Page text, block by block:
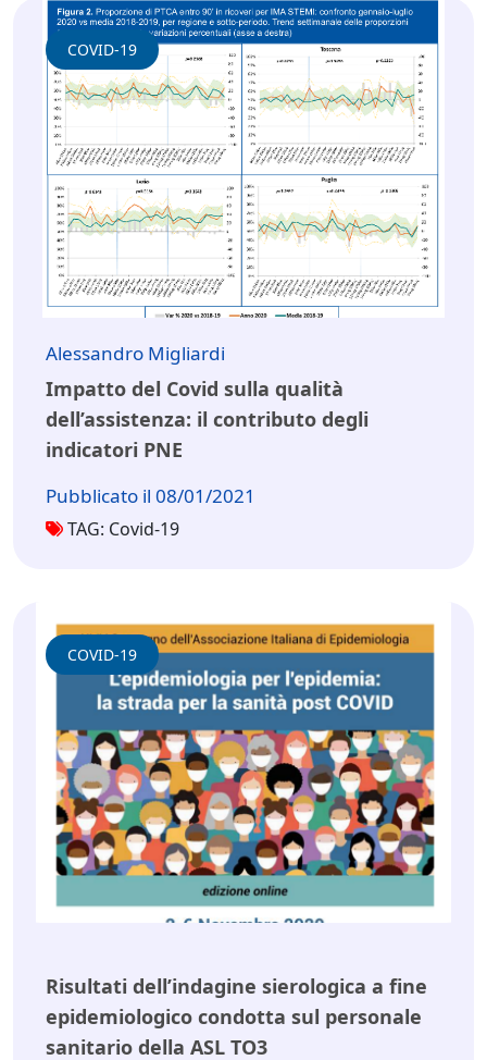
COVID-19
Alessandro Migliardi
Impatto del Covid sulla qualità
dell’assistenza: il contributo degli
indicatori PNE
Pubblicato il 08/01/2021
TAG: Covid-19
COVID-19
Risultati dell’indagine sierologica a fine
epidemiologico condotta sul personale
sanitario della ASL TO3